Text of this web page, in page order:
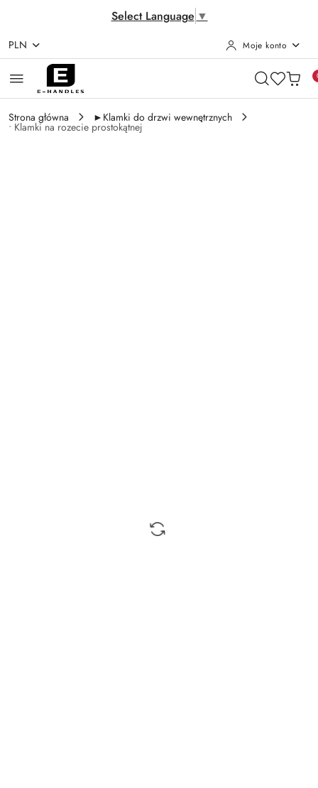
Select Language ▼
Przejdź do treści głównej
Przejdź do wyszukiwarki
Przejdź do moje konto
Przejdź do menu głównego
Przejdź do opisu produktu
Przejdź do stopki
PLN Moje konto
Strona główna ►Klamki do drzwi wewnętrznych
• Klamki na rozecie prostokątnej